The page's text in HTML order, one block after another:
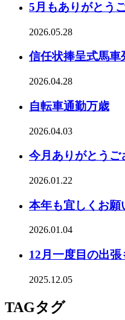
5月もありがとう
2026.05.28
信任状捧呈式馬車
2026.04.28
自転車通勤万歳
2026.04.03
今月ありがとうご
2026.01.22
本年も宜しくお願
2026.01.04
12月一度目の出張
2025.12.05
TAGタグ